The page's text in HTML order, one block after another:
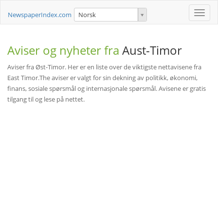
Toggle
NewspaperIndex.com Norsk
Aviser og nyheter fra Aust-Timor
Aviser fra Øst-Timor. Her er en liste over de viktigste nettavisene fra
East Timor.The aviser er valgt for sin dekning av politikk, økonomi,
finans, sosiale spørsmål og internasjonale spørsmål. Avisene er gratis
tilgang til og lese på nettet.